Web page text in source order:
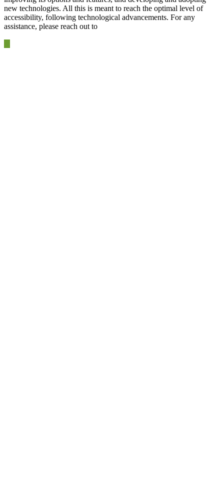
new technologies. All this is meant to reach the optimal level of
accessibility, following technological advancements. For any
assistance, please reach out to